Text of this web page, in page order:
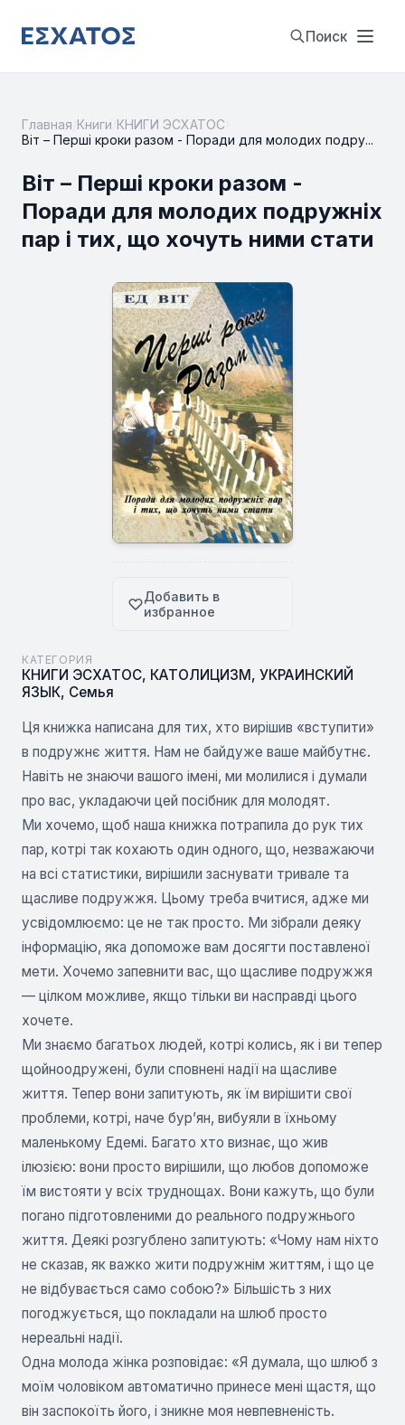
Поиск
Главная Книги КНИГИ ЭСХАТОС
Віт – Перші кроки разом - Поради для молодих подру...
Віт – Перші кроки разом -
Поради для молодих подружніх
пар і тих, що хочуть ними стати
Добавить в
избранное
КАТЕГОРИЯ
КНИГИ ЭСХАТОС, КАТОЛИЦИЗМ, УКРАИНСКИЙ
ЯЗЫК, Семья
Ця книжка написана для тих, хто вирішив «вступити»
в подружнє життя. Нам не байдуже ваше майбутнє.
Навіть не знаючи вашого імені, ми молилися і думали
про вас, укладаючи цей посібник для молодят.
Ми хочемо, щоб наша книжка потрапила до рук тих
пар, котрі так кохають один одного, що, незважаючи
на всі статистики, вирішили заснувати тривале та
щасливе подружжя. Цьому треба вчитися, адже ми
усвідомлюємо: це не так просто. Ми зібрали деяку
інформацію, яка допоможе вам досягти поставленої
мети. Хочемо запевнити вас, що щасливе подружжя
— цілком можливе, якщо тільки ви насправді цього
хочете.
Ми знаємо багатьох людей, котрі колись, як і ви тепер
щойноодружені, були сповнені надії на щасливе
життя. Тепер вони запитують, як їм вирішити свої
проблеми, котрі, наче бур’ян, вибуяли в їхньому
маленькому Едемі. Багато хто визнає, що жив
ілюзією: вони просто вирішили, що любов допоможе
їм вистояти у всіх труднощах. Вони кажуть, що були
погано підготовленими до реального подружнього
життя. Деякі розгублено запитують: «Чому нам ніхто
не сказав, як важко жити подружнім життям, і що це
не відбувається само собою?» Більшість з них
погоджується, що покладали на шлюб просто
нереальні надії.
Одна молода жінка розповідає: «Я думала, що шлюб з
моїм чоловіком автоматично принесе мені щастя, що
він заспокоїть його, і зникне моя невпевненість.